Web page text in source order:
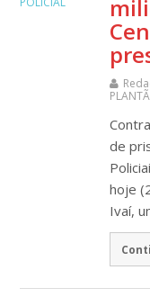
de
hoje
Ivaí,